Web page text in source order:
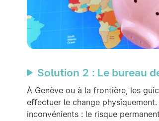
Solution 2 : Le bureau
À Genève ou à la frontière, les
effectuer le change
inconvénients : le risque